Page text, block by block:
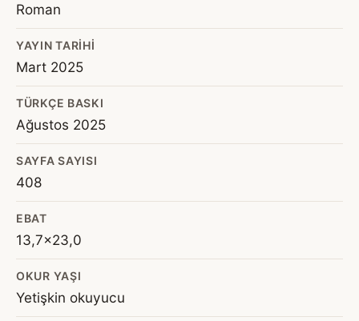
Roman
YAYIN TARIHI
Mart 2025
TÜRKÇE BASKI
Ağustos 2025
SAYFA SAYISI
408
EBAT
13,7x23,0
OKUR YAŞI
Yetişkin okuyucu